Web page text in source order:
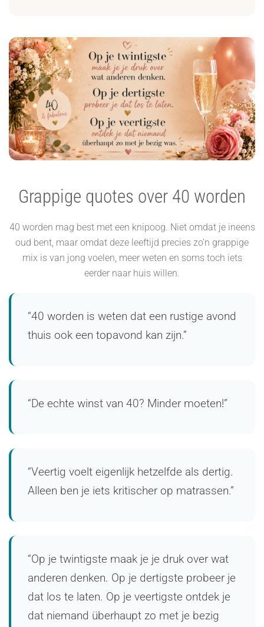
Grappige quotes over 40 worden
40 worden mag best met een knipoog. Niet omdat je ineens
oud bent, maar omdat deze leeftijd precies zo’n grappige
mix is van jong voelen, meer weten en soms toch iets
eerder naar huis willen.
“40 worden is weten dat een rustige avond
thuis ook een topavond kan zijn.”
“De echte winst van 40? Minder moeten!”
“Veertig voelt eigenlijk hetzelfde als dertig.
Alleen ben je iets kritischer op matrassen.”
“Op je twintigste maak je je druk over wat
anderen denken. Op je dertigste probeer je
dat los te laten. Op je veertigste ontdek je
dat niemand überhaupt zo met je bezig